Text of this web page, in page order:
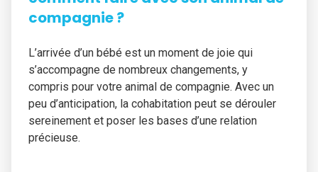
compagnie ?
L’arrivée d’un bébé est un moment de joie qui
s’accompagne de nombreux changements, y
compris pour votre animal de compagnie. Avec un
peu d’anticipation, la cohabitation peut se dérouler
sereinement et poser les bases d’une relation
précieuse.